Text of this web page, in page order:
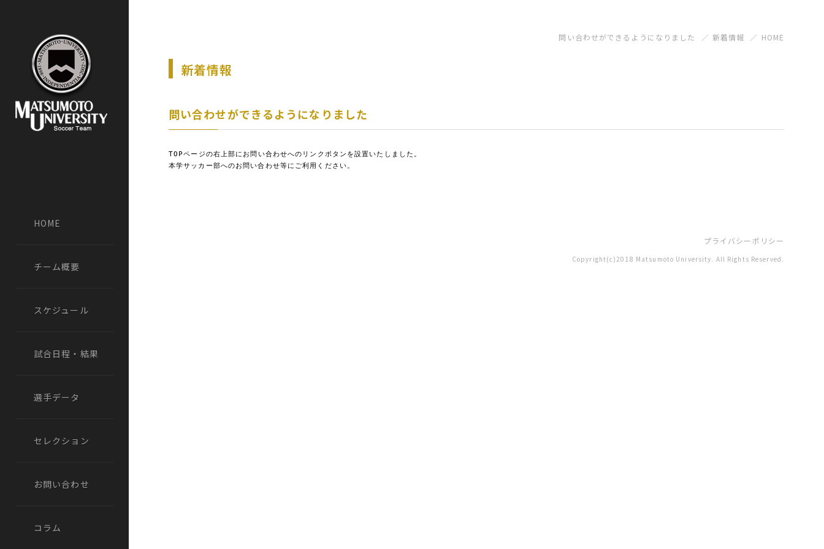
HOME
チーム概要
スケジュール
試合日程・結果
選手データ
セレクション
お問い合わせ
コラム
問い合わせができるようになりました 新着情報 HOME
新着情報
問い合わせができるようになりました
TOPページの右上部にお問い合わせへのリンクボタンを設置いたしました。
本学サッカー部へのお問い合わせ等にご利用ください。
プライバシーポリシー
Copyright(c)2018 Matsumoto University. All Rights Reserved.